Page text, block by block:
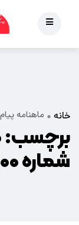
خانه ماهنامه پیام
برچسب:
شماره ۴۰۰